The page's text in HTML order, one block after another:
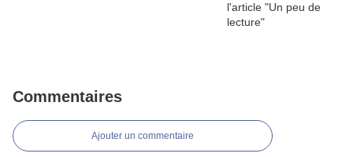
Commentaires
Ajouter un commentaire